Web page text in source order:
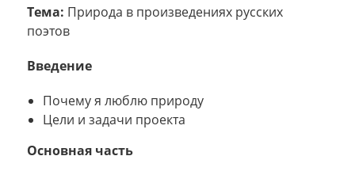
Тема: Природа в произведениях русских
поэтов
Введение
Почему я люблю природу
Цели и задачи проекта
Основная часть